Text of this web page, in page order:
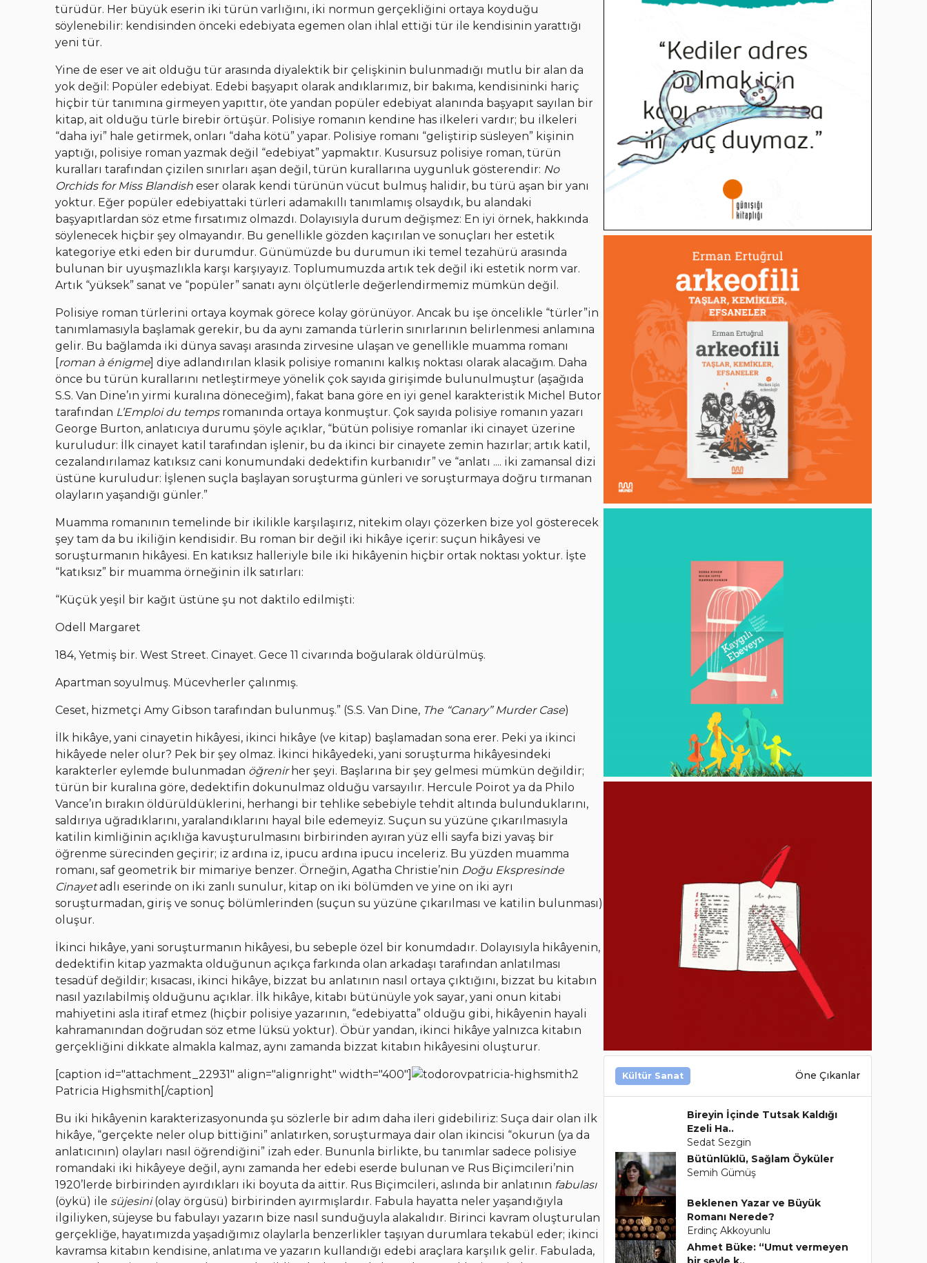
türüdür. Her büyük eserin iki türün varlığını, iki normun gerçekliğini ortaya koyduğu
söylenebilir: kendisinden önceki edebiyata egemen olan ihlal ettiği tür ile kendisinin yarattığı
yeni tür.
Yine de eser ve ait olduğu tür arasında diyalektik bir çelişkinin bulunmadığı mutlu bir alan da
yok değil: Popüler edebiyat. Edebi başyapıt olarak andıklarımız, bir bakıma, kendisininki hariç
hiçbir tür tanımına girmeyen yapıttır, öte yandan popüler edebiyat alanında başyapıt sayılan bir
kitap, ait olduğu türle birebir örtüşür. Polisiye romanın kendine has ilkeleri vardır; bu ilkeleri
“daha iyi” hale getirmek, onları “daha kötü” yapar. Polisiye romanı “geliştirip süsleyen” kişinin
yaptığı, polisiye roman yazmak değil “edebiyat” yapmaktır. Kusursuz polisiye roman, türün
kuralları tarafından çizilen sınırları aşan değil, türün kurallarına uygunluk gösterendir: No
Orchids for Miss Blandish eser olarak kendi türünün vücut bulmuş halidir, bu türü aşan bir yanı
yoktur. Eğer popüler edebiyattaki türleri adamakıllı tanımlamış olsaydık, bu alandaki
başyapıtlardan söz etme fırsatımız olmazdı. Dolayısıyla durum değişmez: En iyi örnek, hakkında
söylenecek hiçbir şey olmayandır. Bu genellikle gözden kaçırılan ve sonuçları her estetik
kategoriye etki eden bir durumdur. Günümüzde bu durumun iki temel tezahürü arasında
bulunan bir uyuşmazlıkla karşı karşıyayız. Toplumumuzda artık tek değil iki estetik norm var.
Artık “yüksek” sanat ve “popüler” sanatı aynı ölçütlerle değerlendirmemiz mümkün değil.
Polisiye roman türlerini ortaya koymak görece kolay görünüyor. Ancak bu işe öncelikle “türler”in
tanımlamasıyla başlamak gerekir, bu da aynı zamanda türlerin sınırlarının belirlenmesi anlamına
gelir. Bu bağlamda iki dünya savaşı arasında zirvesine ulaşan ve genellikle muamma romanı
[roman à énigme] diye adlandırılan klasik polisiye romanını kalkış noktası olarak alacağım. Daha
önce bu türün kurallarını netleştirmeye yönelik çok sayıda girişimde bulunulmuştur (aşağıda
S.S. Van Dine’ın yirmi kuralına döneceğim), fakat bana göre en iyi genel karakteristik Michel Butor
tarafından L’Emploi du tempsromanında ortaya konmuştur. Çok sayıda polisiye romanın yazarı
George Burton, anlatıcıya durumu şöyle açıklar, “bütün polisiye romanlar iki cinayet üzerine
kuruludur: İlk cinayet katil tarafından işlenir, bu da ikinci bir cinayete zemin hazırlar; artık katil,
cezalandırılamaz katıksız cani konumundaki dedektifin kurbanıdır” ve “anlatı .... iki zamansal dizi
üstüne kuruludur: İşlenen suçla başlayan soruşturma günleri ve soruşturmaya doğru tırmanan
olayların yaşandığı günler.”
Muamma romanının temelinde bir ikilikle karşılaşırız, nitekim olayı çözerken bize yol gösterecek
şey tam da bu ikiliğin kendisidir. Bu roman bir değil iki hikâye içerir: suçun hikâyesi ve
soruşturmanın hikâyesi. En katıksız halleriyle bile iki hikâyenin hiçbir ortak noktası yoktur. İşte
“katıksız” bir muamma örneğinin ilk satırları:
“Küçük yeşil bir kağıt üstüne şu not daktilo edilmişti:
Odell Margaret
184, Yetmiş bir. West Street. Cinayet. Gece 11 civarında boğularak öldürülmüş.
Apartman soyulmuş. Mücevherler çalınmış.
Ceset, hizmetçi Amy Gibson tarafından bulunmuş.” (S.S. Van Dine, The “Canary” Murder Case)
İlk hikâye, yani cinayetin hikâyesi, ikinci hikâye (ve kitap) başlamadan sona erer. Peki ya ikinci
hikâyede neler olur? Pek bir şey olmaz. İkinci hikâyedeki, yani soruşturma hikâyesindeki
karakterler eylemde bulunmadan öğrenirher şeyi. Başlarına bir şey gelmesi mümkün değildir;
türün bir kuralına göre, dedektifin dokunulmaz olduğu varsayılır. Hercule Poirot ya da Philo
Vance’ın bırakın öldürüldüklerini, herhangi bir tehlike sebebiyle tehdit altında bulunduklarını,
saldırıya uğradıklarını, yaralandıklarını hayal bile edemeyiz. Suçun su yüzüne çıkarılmasıyla
katilin kimliğinin açıklığa kavuşturulmasını birbirinden ayıran yüz elli sayfa bizi yavaş bir
öğrenme sürecinden geçirir; iz ardına iz, ipucu ardına ipucu inceleriz. Bu yüzden muamma
romanı, saf geometrik bir mimariye benzer. Örneğin, Agatha Christie’nin Doğu Ekspresinde
Cinayetadlı eserinde on iki zanlı sunulur, kitap on iki bölümden ve yine on iki ayrı
soruşturmadan, giriş ve sonuç bölümlerinden (suçun su yüzüne çıkarılması ve katilin bulunması)
oluşur.
İkinci hikâye, yani soruşturmanın hikâyesi, bu sebeple özel bir konumdadır. Dolayısıyla hikâyenin,
dedektifin kitap yazmakta olduğunun açıkça farkında olan arkadaşı tarafından anlatılması
tesadüf değildir; kısacası, ikinci hikâye, bizzat bu anlatının nasıl ortaya çıktığını, bizzat bu kitabın
nasıl yazılabilmiş olduğunu açıklar. İlk hikâye, kitabı bütünüyle yok sayar, yani onun kitabi
mahiyetini asla itiraf etmez (hiçbir polisiye yazarının, “edebiyatta” olduğu gibi, hikâyenin hayali
kahramanından doğrudan söz etme lüksü yoktur). Öbür yandan, ikinci hikâye yalnızca kitabın
gerçekliğini dikkate almakla kalmaz, aynı zamanda bizzat kitabın hikâyesini oluşturur.
[caption id="attachment_22931" align="alignright" width="400"]
Patricia Highsmith[/caption]
Bu iki hikâyenin karakterizasyonunda şu sözlerle bir adım daha ileri gidebiliriz: Suça dair olan ilk
hikâye, “gerçekte neler olup bittiğini” anlatırken, soruşturmaya dair olan ikincisi “okurun (ya da
anlatıcının) olayları nasıl öğrendiğini” izah eder. Bununla birlikte, bu tanımlar sadece polisiye
romandaki iki hikâyeye değil, aynı zamanda her edebi eserde bulunan ve Rus Biçimcileri’nin
1920’lerde birbirinden ayırdıkları iki boyuta da aittir. Rus Biçimcileri, aslında bir anlatının fabulası
(öykü) ile süjesini(olay örgüsü) birbirinden ayırmışlardır. Fabula hayatta neler yaşandığıyla
ilgiliyken, süjeyse bu fabulayı yazarın bize nasıl sunduğuyla alakalıdır. Birinci kavram oluşturulan
gerçekliğe, hayatımızda yaşadığımız olaylarla benzerlikler taşıyan durumlara tekabül eder; ikinci
kavramsa kitabın kendisine, anlatıma ve yazarın kullandığı edebi araçlara karşılık gelir. Fabulada,
Kültür Sanat Öne Çıkanlar
Bireyin İçinde Tutsak Kaldığı
Ezeli Ha..
Sedat Sezgin
Bütünlüklü, Sağlam Öyküler
Semih Gümüş
Beklenen Yazar ve Büyük
Romanı Nerede?
Erdinç Akkoyunlu
Ahmet Büke: “Umut vermeyen